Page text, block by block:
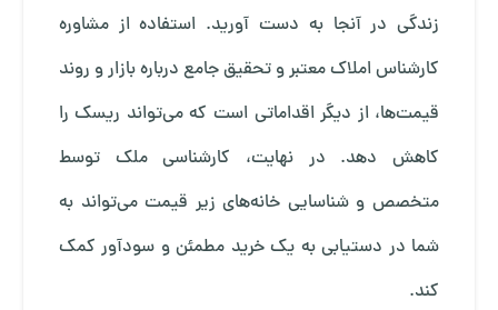
زندگی در آنجا به دست آورید. استفاده از مشاوره
کارشناس املاک معتبر و تحقیق جامع درباره بازار و روند
قیمت‌ها، از دیگر اقداماتی است که می‌تواند ریسک را
کاهش دهد. در نهایت، کارشناسی ملک توسط
متخصص و شناسایی خانه‌های زیر قیمت می‌تواند به
شما در دستیابی به یک خرید مطمئن و سودآور کمک
کند.